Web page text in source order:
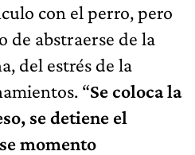
con el perro, pero
de abstraerse de la
del estrés de la
“Se coloca la
se detiene el
momento